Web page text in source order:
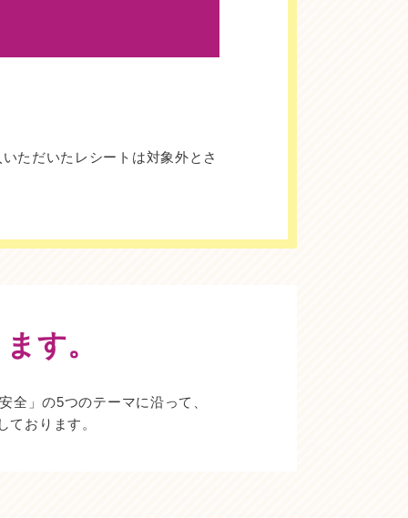
ただいたレシートは対象外とさ
す。
全」の5つのテーマに沿って、
おります。